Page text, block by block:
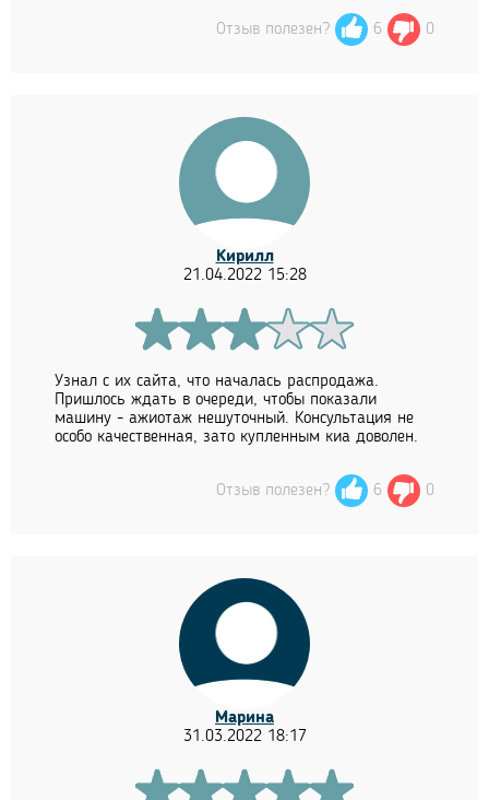
Отзыв полезен? 6 0
Кирилл
21.04.2022 15:28
Узнал с их сайта, что началась распродажа.
Пришлось ждать в очереди, чтобы показали
машину - ажиотаж нешуточный. Консультация не
особо качественная, зато купленным киа доволен.
Отзыв полезен? 6 0
Марина
31.03.2022 18:17